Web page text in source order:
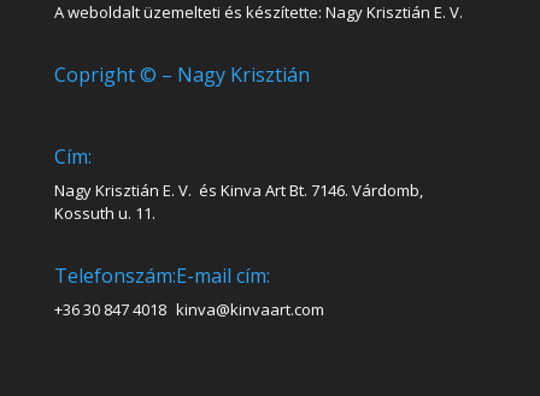
A weboldalt üzemelteti és készítette: Nagy Krisztián E. V.
Copright © – Nagy Krisztián
Cím:
Nagy Krisztián E. V. és Kinva Art Bt. 7146. Várdomb,
Kossuth u. 11.
Telefonszám:
+36 30 847 4018
E-mail cím:
kinva@kinvaart.com